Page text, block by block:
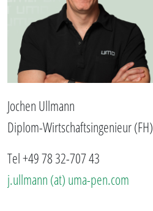
Jochen Ullmann
Diplom-Wirtschaftsingenieur (FH)
Tel +49 78 32-707 43
j.ullmann (at) uma-pen.com